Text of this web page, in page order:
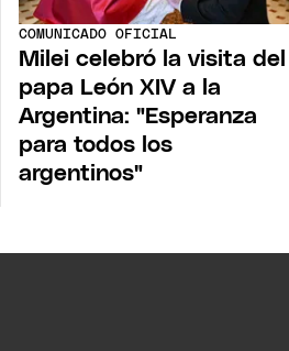
COMUNICADO OFICIAL
Milei celebró la visita del
papa León XIV a la
Argentina: "Esperanza
para todos los
argentinos"